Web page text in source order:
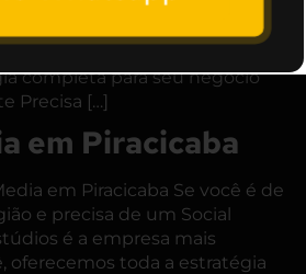
oferecemos toda a estratégia
precisa. Atendimento
completa para seu negócio
Precisa […]
em Piracicaba
em Piracicaba Se você é de
e precisa de um Social
é a empresa mais
oferecemos toda a estratégia